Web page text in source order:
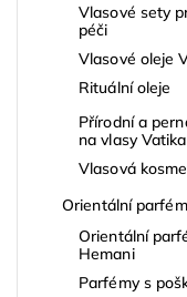
Vlasové sety
péči
Vlasové oleje
Rituální oleje
Přírodní a
na vlasy Vatika
Vlasová
Orientální
Orientální
Hemani
Parfémy s